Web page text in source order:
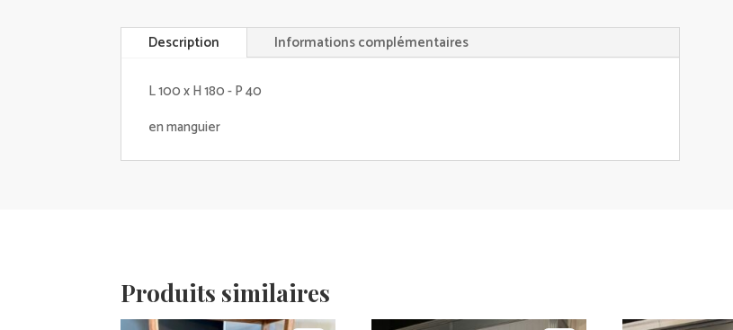
Description Informations complémentaires
L 100 x H 180 - P 40
en manguier
Produits similaires